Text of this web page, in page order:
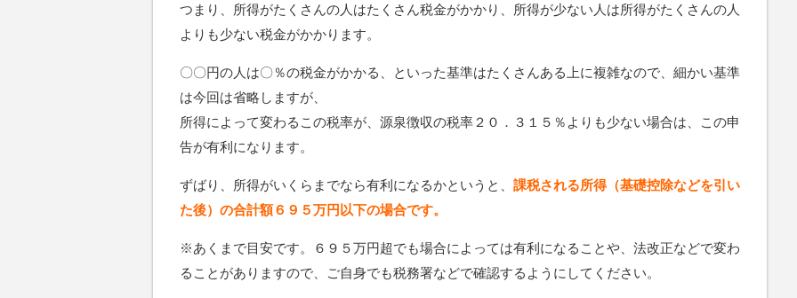
つまり、所得がたくさんの人はたくさん税金がかかり、所得が少ない人は所得がたくさんの人
よりも少ない税金がかかります。
〇〇円の人は〇％の税金がかかる、といった基準はたくさんある上に複雑なので、細かい基準
は今回は省略しますが、
所得によって変わるこの税率が、源泉徴収の税率２０．３１５％よりも少ない場合は、この申
告が有利になります。
ずばり、所得がいくらまでなら有利になるかというと、 課税される所得（基礎控除などを引い
た後）の合計額６９５万円以下の場合です。
※あくまで目安です。６９５万円超でも場合によっては有利になることや、法改正などで変わ
ることがありますので、ご自身でも税務署などで確認するようにしてください。